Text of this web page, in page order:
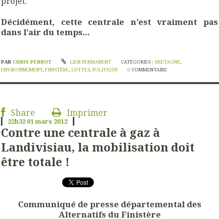
Décidément, cette centrale n’est vraiment pas
dans l’air du temps…
PAR CHRIS PERROT LIEN PERMANENT CATÉGORIES :BRETAGNE,
ENVIRONNEMENT, FINISTÈRE, LUTTES, POLITIQUE 0 COMMENTAIRE
Share Imprimer
22h32 01mars 2012
Contre une centrale à gaz à
Landivisiau, la mobilisation doit
être totale !
Communiqué de presse départemental des
Alternatifs du Finistère